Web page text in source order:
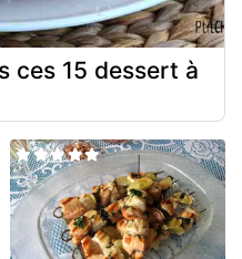
ces 15 dessert à